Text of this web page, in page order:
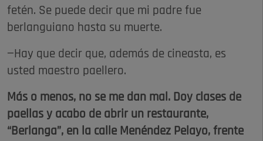
fetén. Se puede decir que mi padre fue
berlanguiano hasta su muerte.
—Hay que decir que, además de cineasta, es
usted maestro paellero.
Más o menos, no se me dan mal. Doy clases de
paellas y acabo de abrir un restaurante,
“Berlanga”, en la calle Menéndez Pelayo, frente